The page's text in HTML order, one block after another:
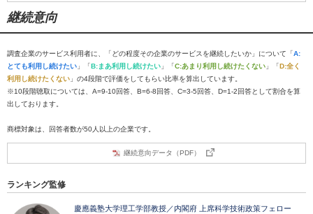
継続意向
調査企業のサービス利用者に、「どの程度その企業のサービスを継続したいか」について「A:
とても利用し続けたい 」「B:まあ利用し続けたい 」「C:あまり利用し続けたくない 」「D:全く
利用し続けたくない 」の4段階で評価をしてもらい比率を算出しています。
※10段階聴取については、A=9-10回答、B=6-8回答、C=3-5回答、D=1-2回答として割合を算
出しております。
商標対象は、回答者数が50人以上の企業です。
継続意向データ（PDF）
ランキング監修
慶應義塾大学理工学部教授／内閣府 上席科学技術政策フェロー